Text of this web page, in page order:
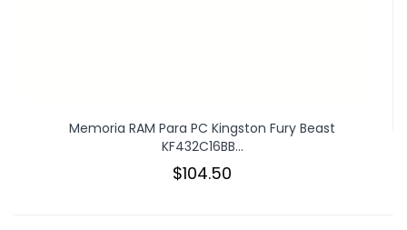
Memoria RAM Para PC Kingston Fury Beast
KF432C16BB...
$104.50